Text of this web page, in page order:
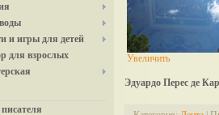
и игры для детей
для взрослых
Увеличить
Эдуардо Перес де